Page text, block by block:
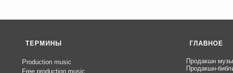
ТЕРМИНЫ
Production music
Free production music
ГЛАВНОЕ
Продакшн
Продакшн-